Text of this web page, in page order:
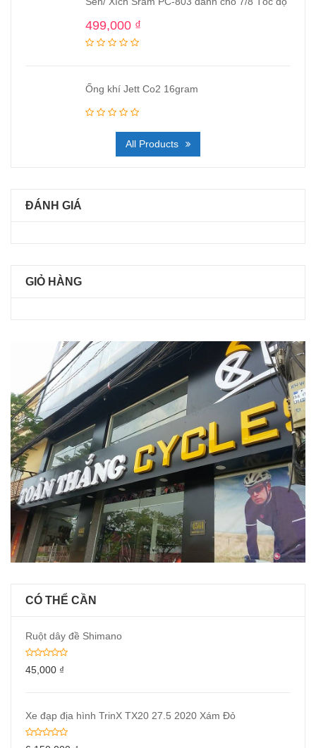
499,000 ₫
Ống khí Jett Co2 16gram
All Products
ĐÁNH GIÁ
GIỎ HÀNG
CÓ THỂ CẦN
Ruột dây đề Shimano
45,000 ₫
Xe đạp địa hình TrinX TX20 27.5 2020 Xám Đỏ